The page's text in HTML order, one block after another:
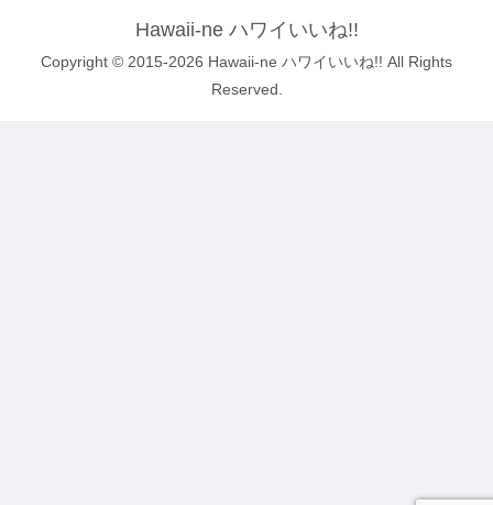
Hawaii-ne ハワイいいね!!
Copyright © 2015-2026 Hawaii-ne ハワイいいね!! All Rights
Reserved.